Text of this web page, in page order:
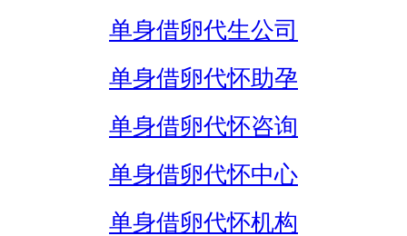
单身借卵代生公司
单身借卵代怀助孕
单身借卵代怀咨询
单身借卵代怀中心
单身借卵代怀机构